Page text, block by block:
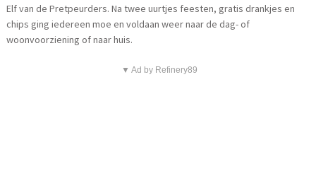
Elf van de Pretpeurders. Na twee uurtjes feesten, gratis drankjes en
chips ging iedereen moe en voldaan weer naar de dag- of
woonvoorziening of naar huis.
▼ Ad by Refinery89